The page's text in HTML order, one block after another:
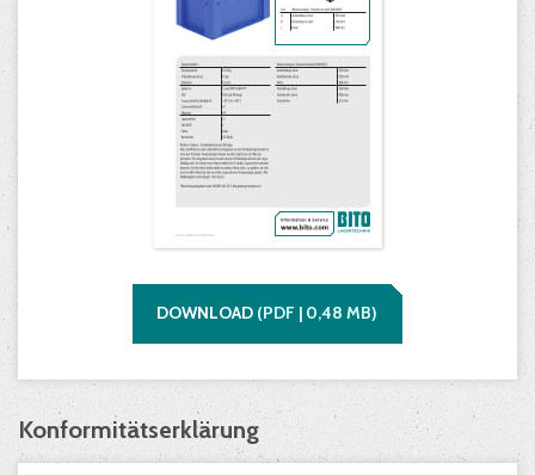
DOWNLOAD (PDF | 0,48 MB)
Konformitätserklärung